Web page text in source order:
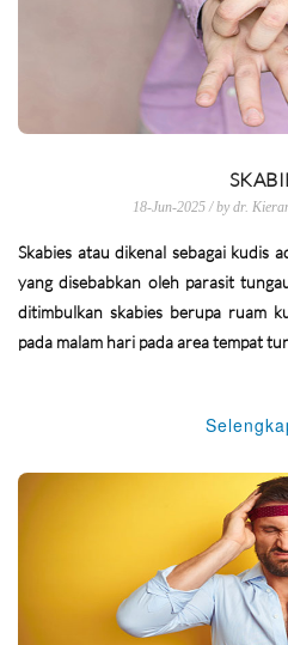
18-Jun-2025 / by dr.
Skabies atau dikenal sebagai kudis
yang disebabkan oleh parasit
ditimbulkan skabies berupa ruam
pada malam hari pada area tempat